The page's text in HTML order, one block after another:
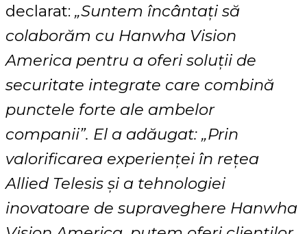
declarat: „Suntem încântați să
colaborăm cu Hanwha Vision
America pentru a oferi soluții de
securitate integrate care combină
punctele forte ale ambelor
companii”. El a adăugat: „Prin
valorificarea experienței în rețea
Allied Telesis și a tehnologiei
inovatoare de supraveghere Hanwha